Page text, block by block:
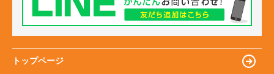
トップページ